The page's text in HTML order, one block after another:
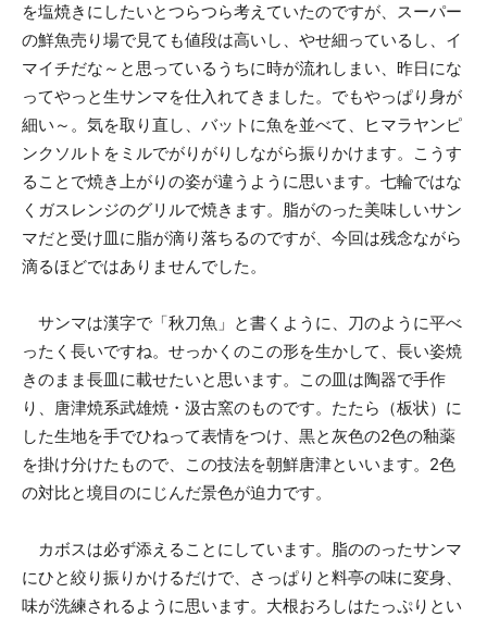
を塩焼きにしたいとつらつら考えていたのですが、スーパー
の鮮魚売り場で見ても値段は高いし、やせ細っているし、イ
マイチだな～と思っているうちに時が流れしまい、昨日にな
ってやっと生サンマを仕入れてきました。でもやっぱり身が
細い～。気を取り直し、バットに魚を並べて、ヒマラヤンピ
ンクソルトをミルでがりがりしながら振りかけます。こうす
ることで焼き上がりの姿が違うように思います。七輪ではな
くガスレンジのグリルで焼きます。脂がのった美味しいサン
マだと受け皿に脂が滴り落ちるのですが、今回は残念ながら
滴るほどではありませんでした。
サンマは漢字で「秋刀魚」と書くように、刀のように平べ
ったく長いですね。せっかくのこの形を生かして、長い姿焼
きのまま長皿に載せたいと思います。この皿は陶器で手作
り、唐津焼系武雄焼・汲古窯のものです。たたら（板状）に
した生地を手でひねって表情をつけ、黒と灰色の2色の釉薬
を掛け分けたもので、この技法を朝鮮唐津といいます。2色
の対比と境目のにじんだ景色が迫力です。
カボスは必ず添えることにしています。脂ののったサンマ
にひと絞り振りかけるだけで、さっぱりと料亭の味に変身、
味が洗練されるように思います。大根おろしはたっぷりとい